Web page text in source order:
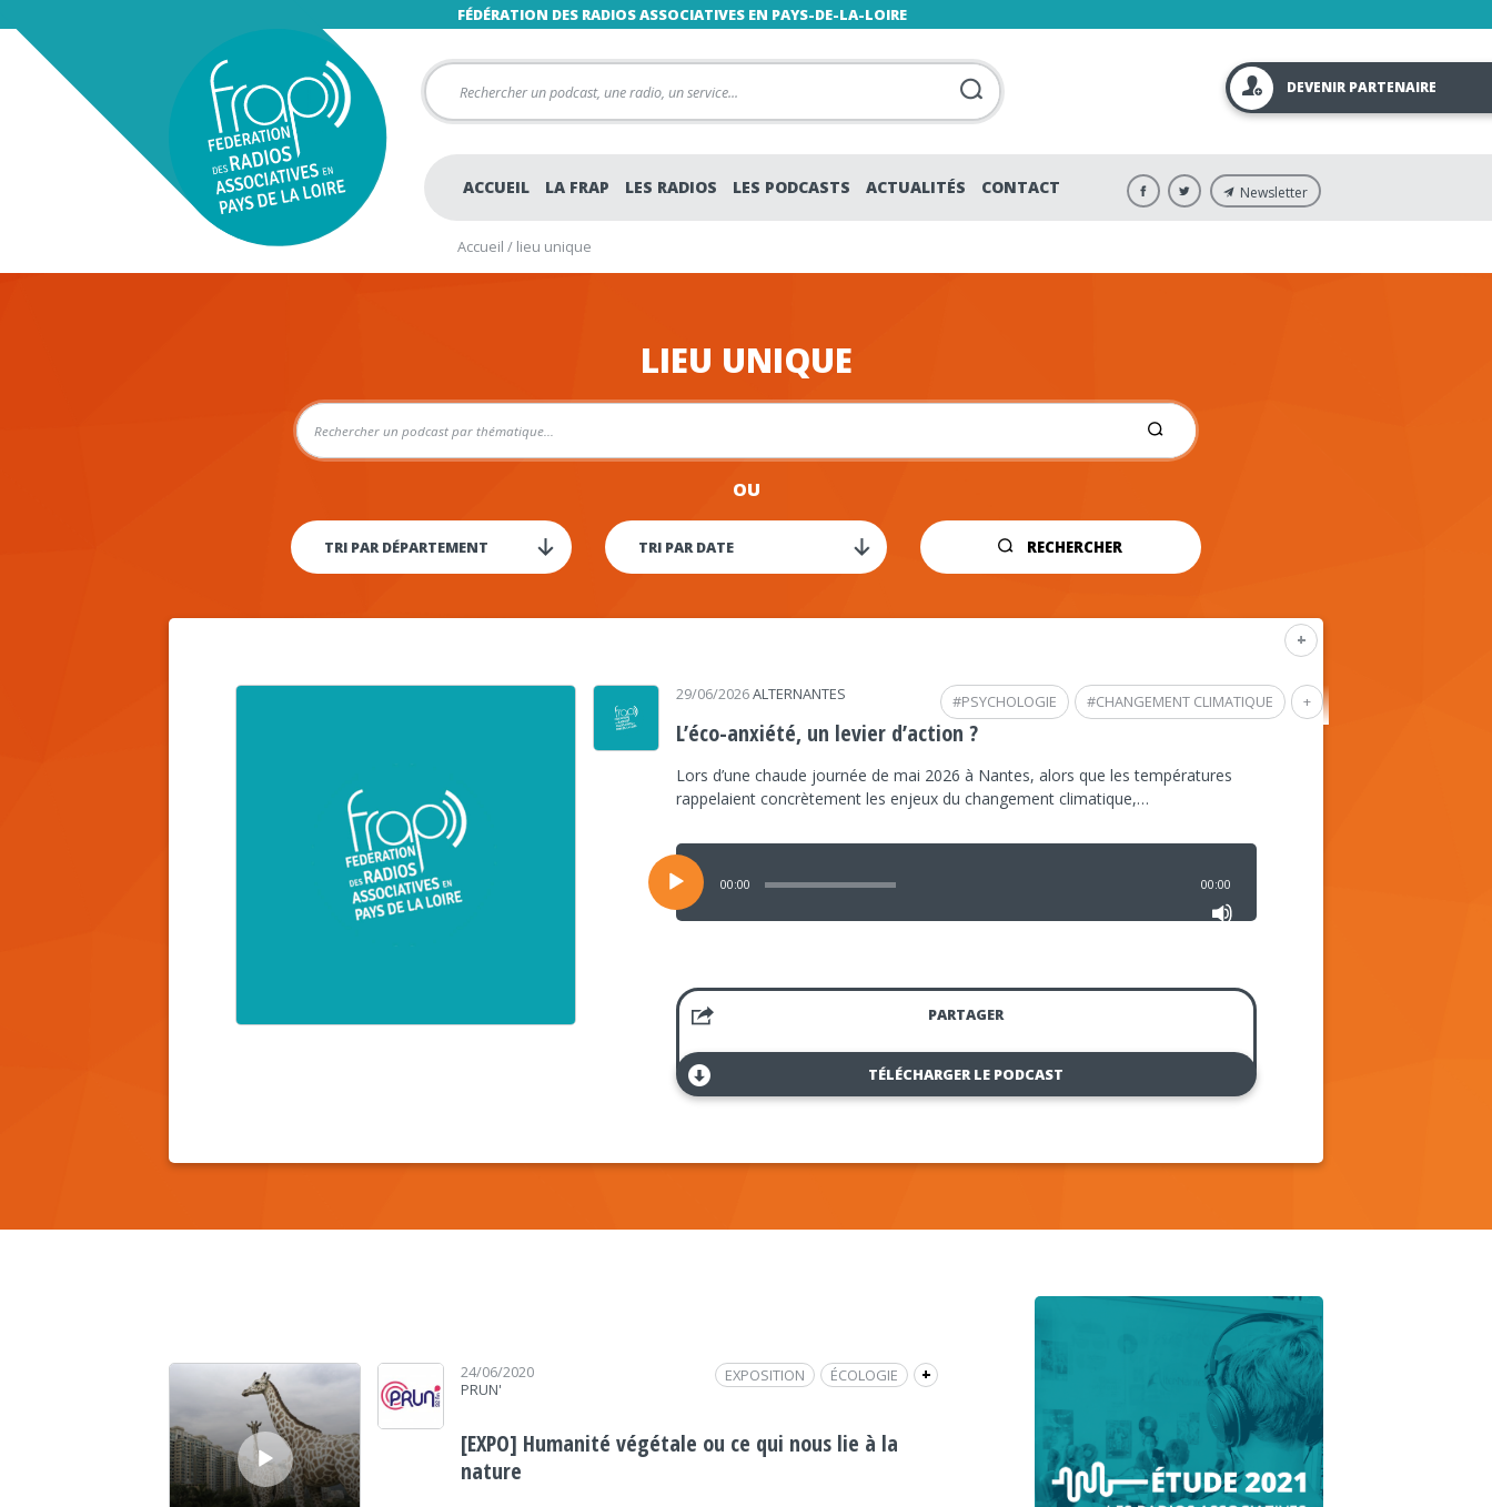
FÉDÉRATION DES RADIOS ASSOCIATIVES EN PAYS-DE-LA-LOIRE
DEVENIR PARTENAIRE
ACCUEIL LA FRAP LES RADIOS LES PODCASTS ACTUALITÉS CONTACT Newsletter
Accueil / lieu unique
LIEU UNIQUE
OU
RECHERCHER
+
+
#CHANGEMENT CLIMATIQUE
#PSYCHOLOGIE
29/06/2026ALTERNANTES
L’éco-anxiété, un levier d’action ?
Lors d’une chaude journée de mai 2026 à Nantes, alors que les températures
rappelaient concrètement les enjeux du changement climatique,…
Lecteur
audio
00:00 00:00
PARTAGER
TÉLÉCHARGER LE PODCAST
Lecteur audio
24/06/2020
PRUN'
+
ÉCOLOGIE
EXPOSITION
MARIO DEL CURTO
PHOTOGRAPHIE
[EXPO] Humanité végétale ou ce qui nous lie à la
nature